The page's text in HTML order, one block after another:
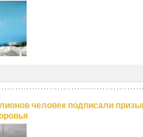
человек подписали